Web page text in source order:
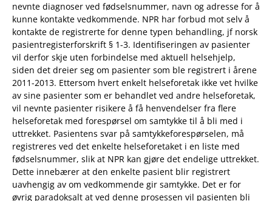
nevnte diagnoser ved fødselsnummer, navn og adresse for å
kunne kontakte vedkommende. NPR har forbud mot selv å
kontakte de registrerte for denne typen behandling, jf norsk
pasientregisterforskrift § 1-3. Identifiseringen av pasienter
vil derfor skje uten forbindelse med aktuell helsehjelp,
siden det dreier seg om pasienter som ble registrert i årene
2011-2013. Ettersom hvert enkelt helseforetak ikke vet hvilke
av sine pasienter som er behandlet ved andre helseforetak,
vil nevnte pasienter risikere å få henvendelser fra flere
helseforetak med forespørsel om samtykke til å bli med i
uttrekket. Pasientens svar på samtykkeforespørselen, må
registreres ved det enkelte helseforetaket i en liste med
fødselsnummer, slik at NPR kan gjøre det endelige uttrekket.
Dette innebærer at den enkelte pasient blir registrert
uavhengig av om vedkommende gir samtykke. Det er for
øvrig paradoksalt at ved denne prosessen vil pasienten bli